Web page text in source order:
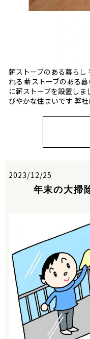
薪ストーブのある暮らし
れる 薪ストーブのある
に薪ストーブを設置し
びやかな住まいです 弊
2023/12/25
年末の大掃